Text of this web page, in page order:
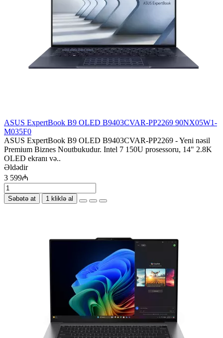
ASUS ExpertBook B9 OLED B9403CVAR-PP2269 90NX05W1-
M035F0
ASUS ExpertBook B9 OLED B9403CVAR-PP2269 - Yeni nəsil
Premium Biznes Noutbukudur. Intel 7 150U prosessoru, 14" 2.8K
OLED ekranı və..
Əldədir
3 599₼
Səbətə at 1 kliklə al